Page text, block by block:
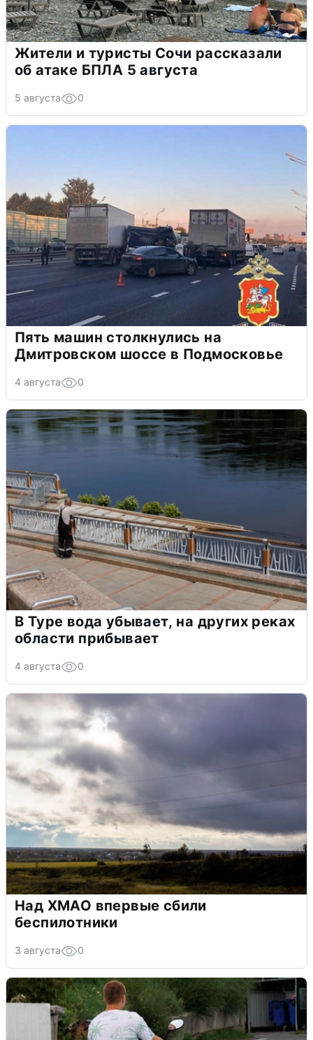
Жители и туристы Сочи рассказали
об атаке БПЛА 5 августа
5 августа 0
Пять машин столкнулись на
Дмитровском шоссе в Подмосковье
4 августа 0
В Туре вода убывает, на других реках
области прибывает
4 августа 0
Над ХМАО впервые сбили
беспилотники
3 августа 0